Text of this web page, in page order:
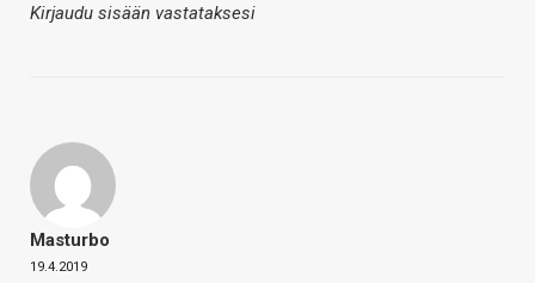
Kirjaudu sisään vastataksesi
Masturbo
19.4.2019